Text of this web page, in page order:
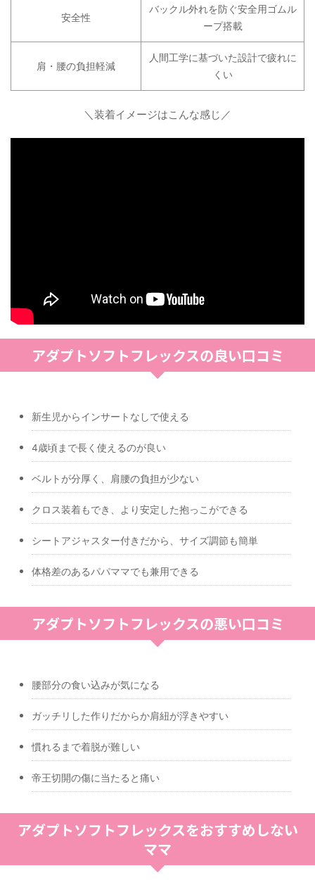
安全性
バックル外れを防ぐ安全用ゴムル
ープ搭載
肩・腰の負担軽減
人間工学に基づいた設計で疲れに
くい
＼装着イメージはこんな感じ／
アダプトソフトフレックスの良い口コミ
新生児からインサートなしで使える
4歳頃まで長く使えるのが良い
ベルトが分厚く、肩腰の負担が少ない
クロス装着もでき、より安定した抱っこができる
シートアジャスター付きだから、サイズ調節も簡単
体格差のあるパパママでも兼用できる
アダプトソフトフレックスの悪い口コミ
腰部分の食い込みが気になる
ガッチリした作りだからか肩紐が浮きやすい
慣れるまで着脱が難しい
帝王切開の傷に当たると痛い
アダプトソフトフレックスをおすすめしない
ママ